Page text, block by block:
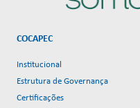
COCAPEC
Institucional
Estrutura de Governança
Certificações